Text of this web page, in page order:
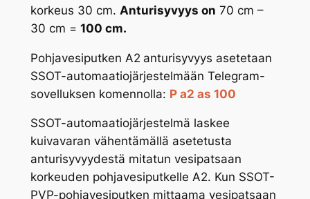
korkeus 30 cm. Anturisyvyys on 70 cm –
30 cm = 100 cm.
Pohjavesiputken A2 anturisyvyys asetetaan
SSOT-automaatiojärjestelmään Telegram-
sovelluksen komennolla: P a2 as 100
SSOT-automaatiojärjestelmä laskee
kuivavaran vähentämällä asetetusta
anturisyvyydestä mitatun vesipatsaan
korkeuden pohjavesiputkelle A2. Kun SSOT-
PVP-pohjavesiputken mittaama vesipatsaan